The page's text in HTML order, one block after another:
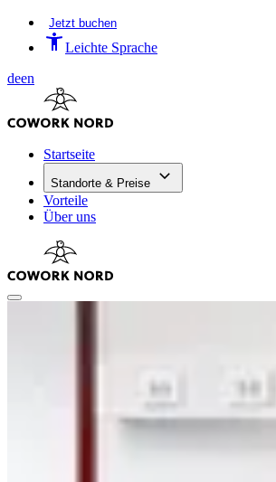
Jetzt buchen
Leichte Sprache
deen
Startseite
Standorte & Preise
Vorteile
Über uns